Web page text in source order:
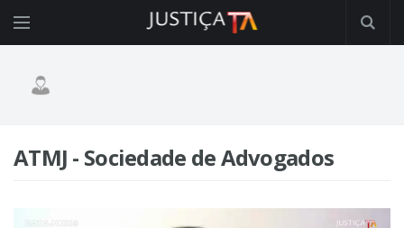
ATMJ - Sociedade de Advogados